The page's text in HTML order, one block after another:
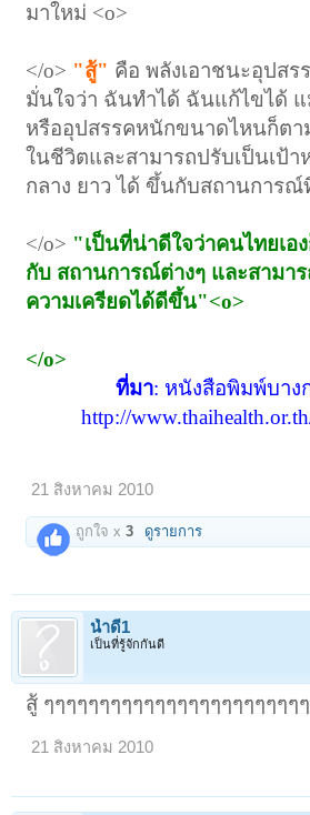
มาใหม่ <o>
</o> "สู้" คือ พลังเอาชนะอุปสร
มั่นใจว่า ฉันทำได้ ฉันแก้ไขได้
หรืออุปสรรคหนักขนาดไหนก็ตา
ในชีวิตและสามารถปรับเป็นเป้า
กลาง ยาว ได้ ขึ้นกับสถานการณ์
</o> "เป็นที่น่าดีใจว่าคนไทยเอ
กับ สถานการณ์ต่างๆ และสามา
ความเครียดได้ดีขึ้น"<o>
</o>
ที่มา: หนังสือพิมพ์บาง
http://
21 สิงหาคม 2010
ถูกใจ x3 ดูรายการ
น้ำดี1
เป็นที่รู้จักกันดี
สู้ ๆๆๆๆๆๆๆๆๆๆๆๆๆๆๆๆๆๆๆๆๆๆๆๆ
21 สิงหาคม 2010